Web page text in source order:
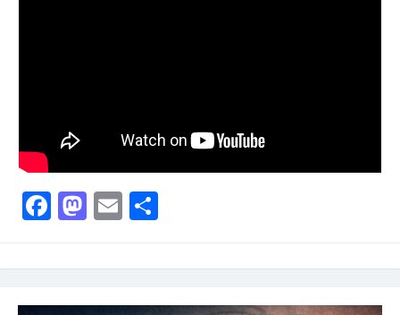
Facebook
Mastodon
Email